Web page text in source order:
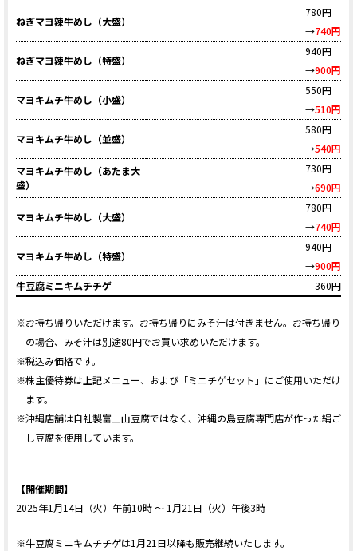
ねぎマヨ辣牛めし（大盛）
780円
→740円
ねぎマヨ辣牛めし（特盛）
940円
→900円
マヨキムチ牛めし（小盛）
550円
→510円
マヨキムチ牛めし（並盛）
580円
→540円
マヨキムチ牛めし（あたま大
盛）
730円
→690円
マヨキムチ牛めし（大盛）
780円
→740円
マヨキムチ牛めし（特盛）
940円
→900円
牛豆腐ミニキムチチゲ
360円
※お持ち帰りいただけます。お持ち帰りにみそ汁は付きません。お持ち帰り
の場合、みそ汁は別途80円でお買い求めいただけます。
※税込み価格です。
※株主優待券は上記メニュー、および「ミニチゲセット」にご使用いただけ
ます。
※沖縄店舗は自社製富士山豆腐ではなく、沖縄の島豆腐専門店が作った絹ご
し豆腐を使用しています。
【開催期間】
2025年1月14日（火）午前10時 ～ 1月21日（火）午後3時
※牛豆腐ミニキムチチゲは1月21日以降も販売継続いたします。